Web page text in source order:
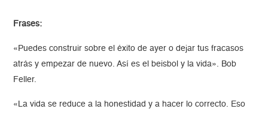
Frases:
«Puedes construir sobre el éxito de ayer o dejar tus fracasos
atrás y empezar de nuevo. Así es el beisbol y la vida». Bob
Feller.
«La vida se reduce a la honestidad y a hacer lo correcto. Eso